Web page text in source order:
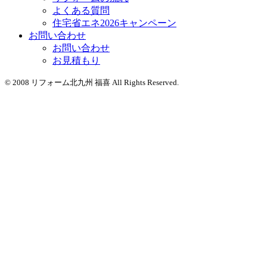
よくある質問
住宅省エネ2026キャンペーン
お問い合わせ
お問い合わせ
お見積もり
© 2008 リフォーム北九州 福喜 All Rights Reserved.